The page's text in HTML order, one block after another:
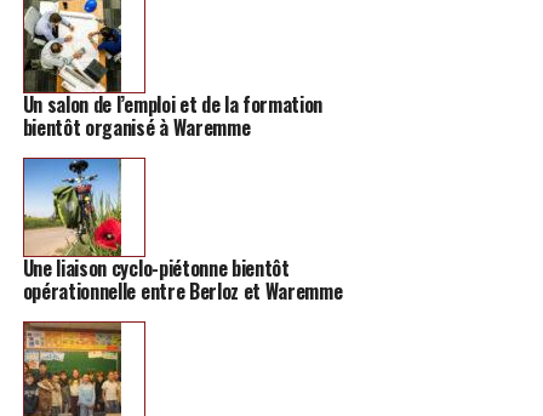
La solidarité des Hannutois est sans limite. Touchés par
les inondations, ils viennent en aide aux autres
communes. Les premières collectes ont été un franc
succès.
Les dons sont partis en direction d’Angleur mercredi :
Un salon de l’emploi et de la formation
bientôt organisé à Waremme
Une liaison cyclo-piétonne bientôt
opérationnelle entre Berloz et Waremme